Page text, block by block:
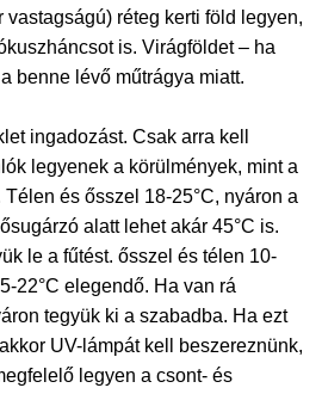
vastagságú) réteg kerti föld legyen,
is. Virágföldet – ha
benne lévő műtrágya miatt.
ingadozást. Csak arra kell
legyenek a körülmények, mint a
és ősszel 18-25°C, nyáron a
alatt lehet akár 45°C is.
le a fűtést. ősszel és télen 10-
22°C elegendő. Ha van rá
tegyük ki a szabadba. Ha ezt
UV-lámpát kell beszereznünk,
legyen a csont- és